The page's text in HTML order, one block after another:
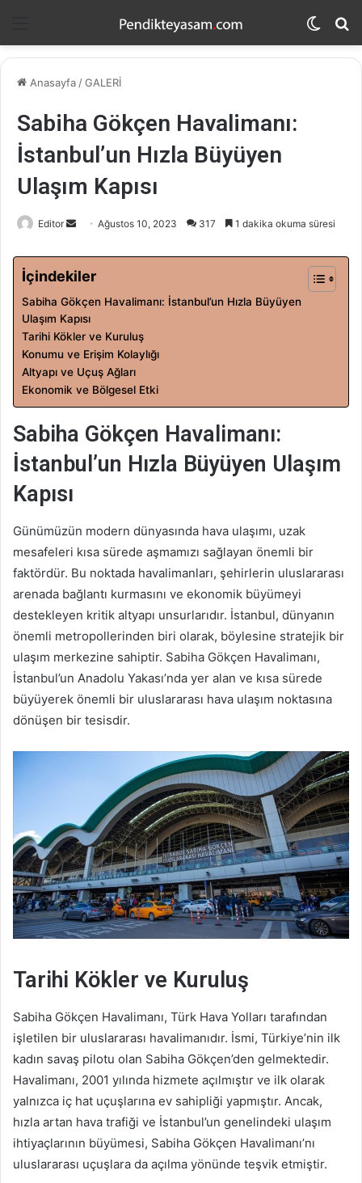
Dış
Anasayfa/GALERİ
Sabiha Gökçen Havalimanı:
İstanbul’un Hızla Büyüyen
Ulaşım Kapısı
Editor
e
-
p
o
s
t
ö
n
m
e
k
Ağustos 10, 2023 317 1 dakika okuma süresi
İçindekiler
Sabiha Gökçen Havalimanı: İstanbul’un Hızla Büyüyen
Ulaşım Kapısı
Tarihi Kökler ve Kuruluş
Konumu ve Erişim Kolaylığı
Altyapı ve Uçuş Ağları
Ekonomik ve Bölgesel Etki
Sabiha Gökçen Havalimanı:
İstanbul’un Hızla Büyüyen Ulaşım
Kapısı
Günümüzün modern dünyasında hava ulaşımı, uzak
mesafeleri kısa sürede aşmamızı sağlayan önemli bir
faktördür. Bu noktada havalimanları, şehirlerin uluslararası
arenada bağlantı kurmasını ve ekonomik büyümeyi
destekleyen kritik altyapı unsurlarıdır. İstanbul, dünyanın
önemli metropollerinden biri olarak, böylesine stratejik bir
ulaşım merkezine sahiptir. Sabiha Gökçen Havalimanı,
İstanbul’un Anadolu Yakası’nda yer alan ve kısa sürede
büyüyerek önemli bir uluslararası hava ulaşım noktasına
dönüşen bir tesisdir.
Tarihi Kökler ve Kuruluş
Sabiha Gökçen Havalimanı, Türk Hava Yolları tarafından
işletilen bir uluslararası havalimanıdır. İsmi, Türkiye’nin ilk
kadın savaş pilotu olan Sabiha Gökçen’den gelmektedir.
Havalimanı, 2001 yılında hizmete açılmıştır ve ilk olarak
yalnızca iç hat uçuşlarına ev sahipliği yapmıştır. Ancak,
hızla artan hava trafiği ve İstanbul’un genelindeki ulaşım
ihtiyaçlarının büyümesi, Sabiha Gökçen Havalimanı’nı
uluslararası uçuşlara da açılma yönünde teşvik etmiştir.